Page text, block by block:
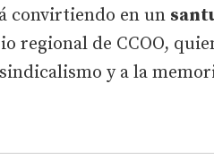
convirtiendo en un
regional de CCOO,
y a la